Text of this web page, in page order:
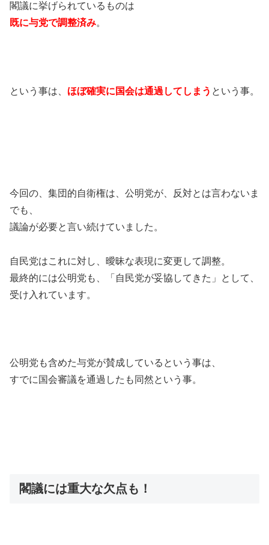
閣議に挙げられているものは
既に与党で調整済み。
という事は、 ほぼ確実に国会は通過してしまう という事。
今回の、集団的自衛権は、公明党が、反対とは言わないま
でも、
議論が必要と言い続けていました。
自民党はこれに対し、曖昧な表現に変更して調整。
最終的には公明党も、「自民党が妥協してきた」として、
受け入れています。
公明党も含めた与党が賛成しているという事は、
すでに国会審議を通過したも同然という事。
閣議には重大な欠点も！